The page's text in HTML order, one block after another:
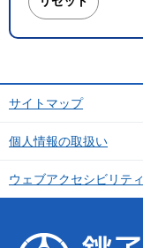
サイトマップ
個人情報の取扱い
ウェブアクセシビリティ